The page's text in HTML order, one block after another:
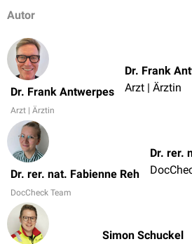
Autor
Dr. Frank Antwerpes
Arzt | Ärztin
Dr. Frank
Arzt | Ärztin
Dr. rer. nat. Fabienne Reh
DocCheck Team
Simon Schuckel